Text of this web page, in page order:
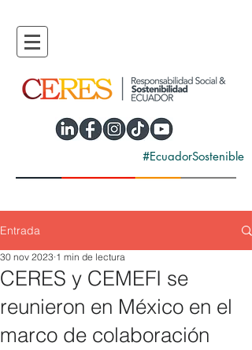
#EcuadorSostenible
Entrada
CERES y CEMEFI se
reunieron en México en el
marco de colaboración
30 nov 2023 1 min de lectura